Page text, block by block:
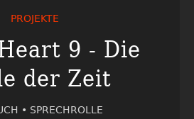
PROJEKTE
9 - Die
der Zeit
• SPRECHROLLE